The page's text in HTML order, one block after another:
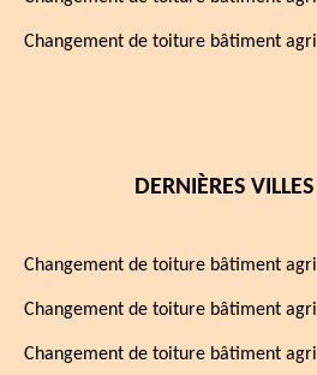
Changement de toiture bâtiment
DERNIÈRES
Changement de toiture bâtiment
Changement de toiture bâtiment
Changement de toiture bâtiment